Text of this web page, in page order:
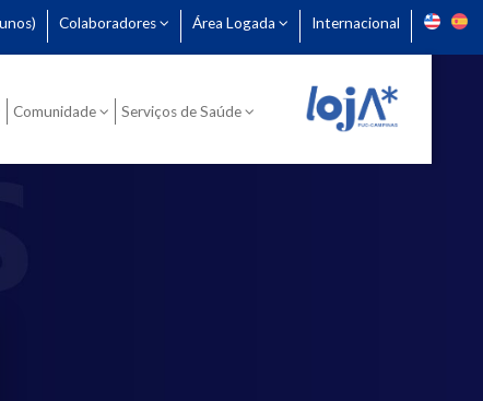
Colaboradores Área Logada Internacional
Comunidade Serviços de Saúde